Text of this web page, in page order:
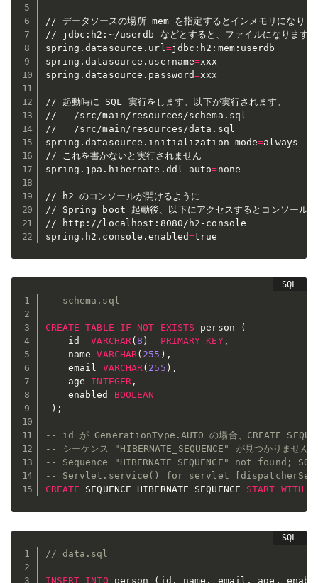
// データソースの場所 mem を指定するとインメモリになりま
// jdbc:h2:~/userdb などとすると、ファイルになります。
spring.datasource.url =jdbc:h2:mem:userdb
spring.datasource.username=xxx
spring.datasource.password=xxx
// 起動時に SQL 実行をします。以下が実行されます。
//   /src/main/resources/schema.sql
//   /src/main/resources/data.sql
spring.datasource.initialization-mode=always
// これを書かないと実行されません
spring.jpa.hibernate.ddl-auto=none
// h2 のコンソールが開けるように
// Spring boot 起動後、以下にアクセスするとコンソールを
// http://localhost:8080/h2-console
spring.h2.console.enabled=true
-- schema.sql
CREATE TABLE IF NOT EXISTS person
(
    id
VARCHAR(8 ) PRIMARY KEY,
    name
VARCHAR( 255 ) ,
    email
VARCHAR( 255 ) ,
    age
INTEGER ,
    enabled
BOOLEAN
) ;
-- id が GenerationType.AUTO の場合、CREATE
-- シーケンス "HIBERNATE_SEQUENCE" が見つかりません
-- Sequence "HIBERNATE_SEQUENCE" not found;
-- Servlet.service() for servlet
CREATE SEQUENCE HIBERNATE_SEQUENCE START WITH
// data.sql
INSERT INTO person ( id , name , email , age ,